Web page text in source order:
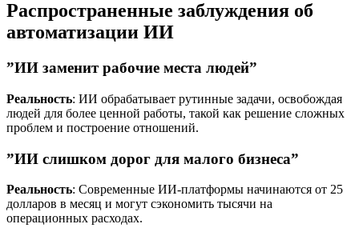
Распространенные заблуждения об
автоматизации ИИ
”ИИ заменит рабочие места людей”
Реальность: ИИ обрабатывает рутинные задачи, освобождая
людей для более ценной работы, такой как решение сложных
проблем и построение отношений.
”ИИ слишком дорог для малого бизнеса”
Реальность: Современные ИИ-платформы начинаются от 25
долларов в месяц и могут сэкономить тысячи на
операционных расходах.